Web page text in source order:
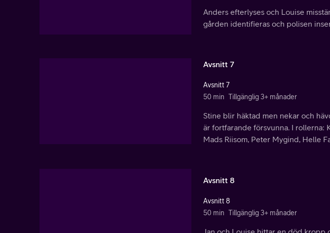
Anders efterlyses och Louise
gården identifieras och polisen
Avsnitt 7
Avsnitt 7
50 min Tillgänglig 3+ månader
Stine blir häktad men nekar och
är fortfarande försvunna. I rollerna:
Mads Riisom, Peter Mygind, Helle
Avsnitt 8
Avsnitt 8
50 min Tillgänglig 3+ månader